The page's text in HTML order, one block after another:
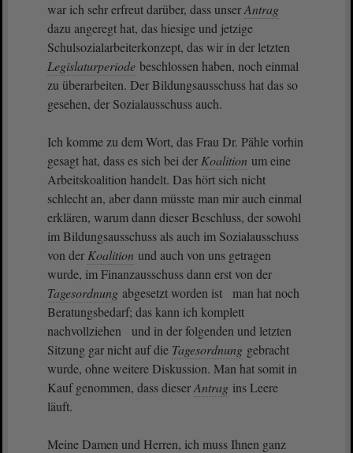
war ich sehr erfreut darüber, dass unserAntrag
dazu angeregt hat, das hiesige und jetzige
Schulsozialarbeiterkonzept, das wir in der letzten
Legislaturperiode beschlossen haben, noch einmal
zu überarbeiten. Der Bildungsausschuss hat das so
gesehen, der Sozialausschuss auch.
Ich komme zu dem Wort, das Frau Dr. Pähle vorhin
gesagt hat, dass es sich bei der Koalition um eine
Arbeitskoalition handelt. Das hört sich nicht
schlecht an, aber dann müsste man mir auch einmal
erklären, warum dann dieser Beschluss, der sowohl
im Bildungsausschuss als auch im Sozialausschuss
von der Koalition und auch von uns getragen
wurde, im Finanzausschuss dann erst von der
Tagesordnung abgesetzt worden ist man hat noch
Beratungsbedarf; das kann ich komplett
nachvollziehen und in der folgenden und letzten
Sitzung gar nicht auf die Tagesordnung gebracht
wurde, ohne weitere Diskussion. Man hat somit in
Kauf genommen, dass dieserAntrag ins Leere
läuft.
Meine Damen und Herren, ich muss Ihnen ganz